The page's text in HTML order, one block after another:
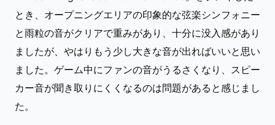
とき、オープニングエリアの印象的な弦楽シンフォニー
と雨粒の音がクリアで重みがあり、十分に没入感があり
ましたが、やはりもう少し大きな音が出ればいいと思い
ました。ゲーム中にファンの音がうるさくなり、スピー
カー音が聞き取りにくくなるのは問題があると感じまし
た。